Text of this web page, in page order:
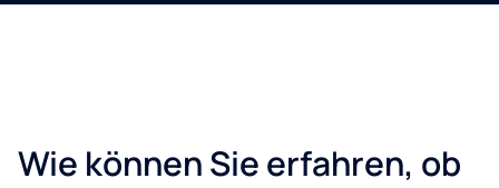
Wie können Sie erfahren, ob